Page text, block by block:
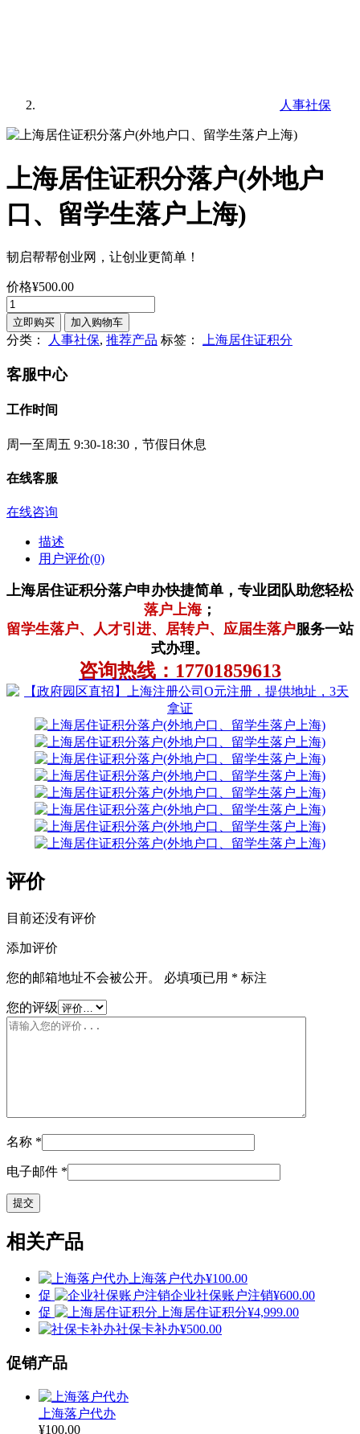
人事社保
上海居住证积分落户(外地户
口、留学生落户上海)
韧启帮帮创业网，让创业更简单！
价格¥500.00
立即购买 加入购物车
分类： 人事社保, 推荐产品 标签： 上海居住证积分
客服中心
工作时间
周一至周五 9:30-18:30，节假日休息
在线客服
在线咨询
描述
用户评价(0)
上海居住证积分落户申办快捷简单，专业团队助您轻松
落户上海；
留学生落户、人才引进、居转户、应届生落户服务一站
式办理。
咨询热线：17701859613
评价
目前还没有评价
添加评价
您的邮箱地址不会被公开。 必填项已用 * 标注
您的评级
名称 *
电子邮件 *
相关产品
上海落户代办¥100.00
促
企业社保账户注销¥600.00
促
上海居住证积分¥4,999.00
社保卡补办¥500.00
促销产品
上海落户代办
¥100.00